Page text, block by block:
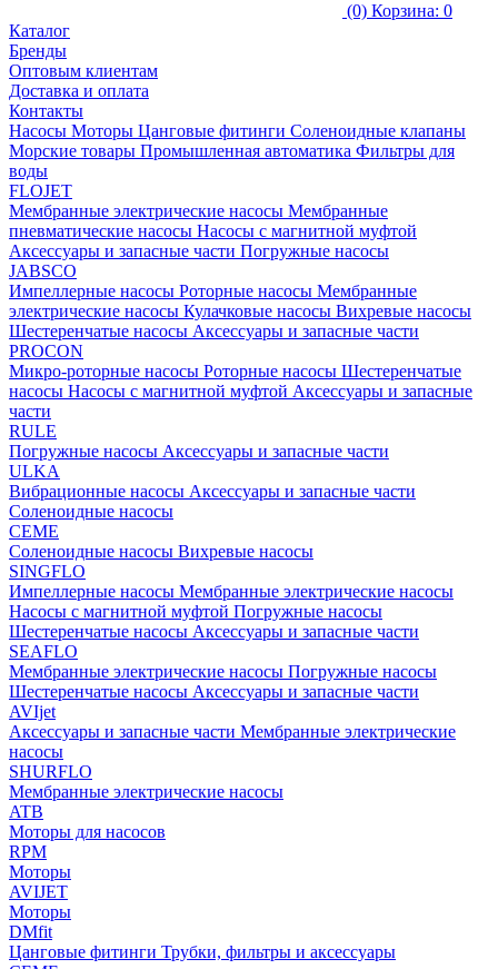
(0) Корзина: 0
Каталог
Бренды
Оптовым клиентам
Доставка и оплата
Контакты
Насосы Моторы Цанговые фитинги Соленоидные клапаны
Морские товары Промышленная автоматика Фильтры для
воды
FLOJET
Мембранные электрические насосы Мембранные
пневматические насосы Насосы с магнитной муфтой
Аксессуары и запасные части Погружные насосы
JABSCO
Импеллерные насосы Роторные насосы Мембранные
электрические насосы Кулачковые насосы Вихревые насосы
Шестеренчатые насосы Аксессуары и запасные части
PROCON
Микро-роторные насосы Роторные насосы Шестеренчатые
насосы Насосы с магнитной муфтой Аксессуары и запасные
части
RULE
Погружные насосы Аксессуары и запасные части
ULKA
Вибрационные насосы Аксессуары и запасные части
Соленоидные насосы
CEME
Соленоидные насосы Вихревые насосы
SINGFLO
Импеллерные насосы Мембранные электрические насосы
Насосы с магнитной муфтой Погружные насосы
Шестеренчатые насосы Аксессуары и запасные части
SEAFLO
Мембранные электрические насосы Погружные насосы
Шестеренчатые насосы Аксессуары и запасные части
AVIjet
Аксессуары и запасные части Мембранные электрические
насосы
SHURFLO
Мембранные электрические насосы
ATB
Моторы для насосов
RPM
Моторы
AVIJET
Моторы
DMfit
Цанговые фитинги Трубки, фильтры и аксессуары